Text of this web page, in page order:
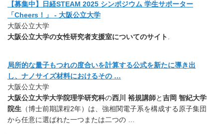
【募集中】日経STEAM 2025 シンポジウム 学生サポーター
「Cheers！」 - 大阪公立大学
大阪公立大学
大阪公立大学の女性研究者支援室についてのサイト
局所的な量子もつれの度合いを計算する公式を新たに導き出
し、ナノサイズ材料におけるその …
大阪公立大学
大阪公立大学大学院理学研究科の西川 裕規講師と吉岡 智紀大学
院生 （博士前期課程2年）は、強相関電子系を構成する原子集団
から任意に選ばれた一つまたは二つの …